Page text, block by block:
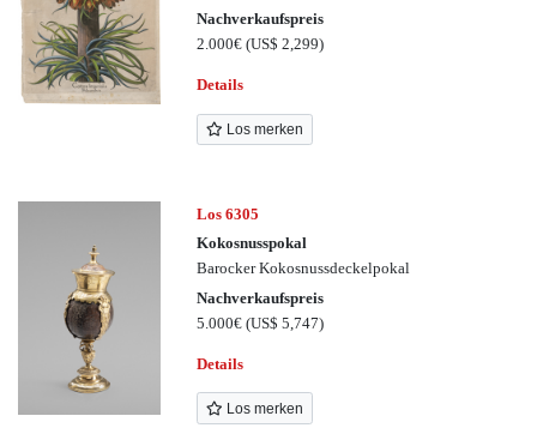
Nachverkaufspreis
2.000€(US$ 2,299)
Details
Los merken
Los 6305
Kokosnusspokal
Barocker Kokosnussdeckelpokal
Nachverkaufspreis
5.000€(US$ 5,747)
Details
Los merken